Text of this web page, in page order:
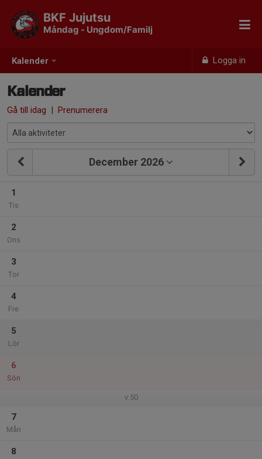
Kalender Logga in
BKF Jujutsu
Måndag - Ungdom/Familj
Kalender
Gå till idag | Prenumerera
December 2026
1
Tis
2
Ons
3
Tor
4
Fre
5
Lör
6
Sön
v.50
7
Mån
8